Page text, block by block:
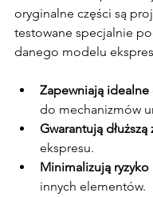
oryginalne części są
testowane specjalnie
danego modelu
Zapewniają
do mechanizmów
Gwarantują
ekspresu.
Minimalizują
innych elementów.